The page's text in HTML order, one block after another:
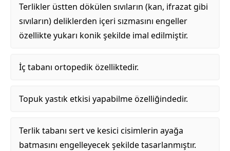
Terlikler üstten dökülen sıvıların (kan, ifrazat gibi
sıvıların) deliklerden içeri sızmasını engeller
özellikte yukarı konik şekilde imal edilmiştir.
İç tabanı ortopedik özelliktedir.
Topuk yastık etkisi yapabilme özelliğindedir.
Terlik tabanı sert ve kesici cisimlerin ayağa
batmasını engelleyecek şekilde tasarlanmıştır.